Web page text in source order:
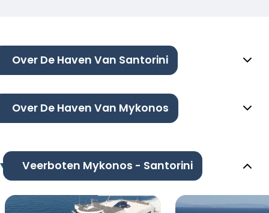
Over De Haven Van Santorini
Over De Haven Van Mykonos
Veerboten Mykonos - Santorini